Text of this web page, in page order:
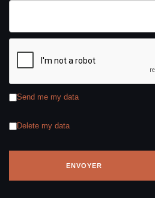
Send me my data
Delete my data